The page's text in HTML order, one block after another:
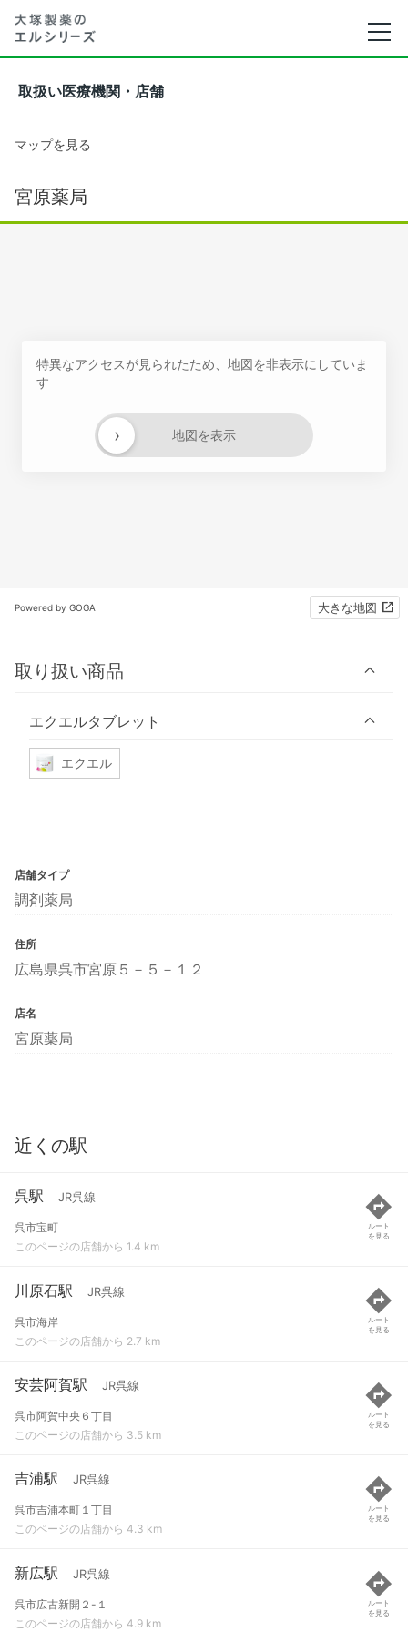
取扱い医療機関・店舗
マップを見る
宮原薬局
特異なアクセスが見られたため、地図を非表示にしていま
す
地図を表示
›
Powered by GOGA 大きな地図
取り扱い商品
エクエルタブレット
エクエル
店舗タイプ
調剤薬局
住所
広島県呉市宮原５－５－１２
店名
宮原薬局
近くの駅
呉駅 JR呉線
呉市宝町
このページの店舗から 1.4 km
ルート
を見る
川原石駅 JR呉線
呉市海岸
このページの店舗から 2.7 km
ルート
を見る
安芸阿賀駅 JR呉線
呉市阿賀中央６丁目
このページの店舗から 3.5 km
ルート
を見る
吉浦駅 JR呉線
呉市吉浦本町１丁目
このページの店舗から 4.3 km
ルート
を見る
新広駅 JR呉線
呉市広古新開２-１
このページの店舗から 4.9 km
ルート
を見る